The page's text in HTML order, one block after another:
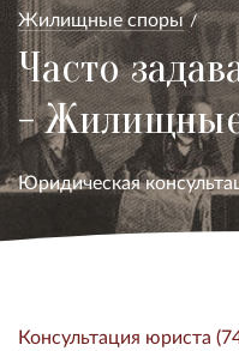
Жилищные споры
Часто
-
Юридическая
Консультация юриста